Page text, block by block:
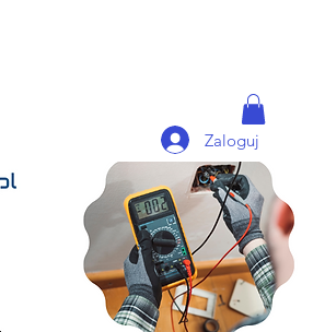
Zaloguj